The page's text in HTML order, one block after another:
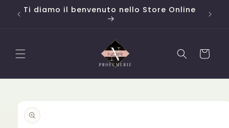
direttamente
ai contenuti
Ti diamo il benvenuto nello Store Online
Carrello
prodotto